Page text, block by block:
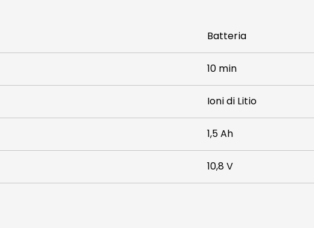
Batteria
10 min
Ioni di Litio
1,5 Ah
10,8 V